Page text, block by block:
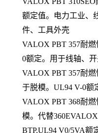
额定值。电力工业、
件、工具外壳
VALOX PBT 357耐
0额定。用于线轴、
VALOX PBT 357耐
于脱模。UL94 V-0额
VALOX PBT 368耐
模。代替
BTP,UL94 V0/5VA额